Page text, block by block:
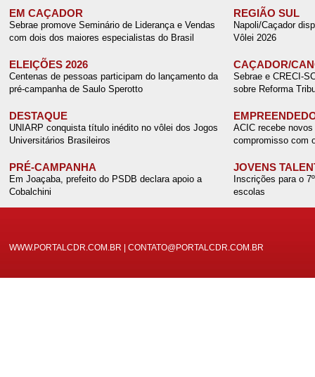
EM CAÇADOR
Sebrae promove Seminário de Liderança e Vendas
com dois dos maiores especialistas do Brasil
REGIÃO SUL
Napoli/Caçador
Vôlei 2026
ELEIÇÕES 2026
Centenas de pessoas participam do lançamento da
pré-campanha de Saulo Sperotto
CAÇADOR/
Sebrae e CRECI-
sobre Reforma
DESTAQUE
UNIARP conquista título inédito no vôlei dos Jogos
Universitários Brasileiros
ACIC recebe
compromisso com
PRÉ-CAMPANHA
Em Joaçaba, prefeito do PSDB declara apoio a
Cobalchini
JOVENS
Inscrições para o
escolas
WWW.PORTALCDR.COM.BR | CONTATO@PORTALCDR.COM.BR